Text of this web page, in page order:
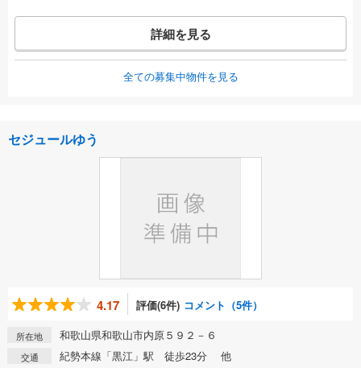
詳細を見る
全ての募集中物件を見る
セジュールゆう
4.17 評価(6件) コメント（5件）
所在地 和歌山県和歌山市内原５９２－６
交通 紀勢本線「黒江」駅 徒歩23分 他